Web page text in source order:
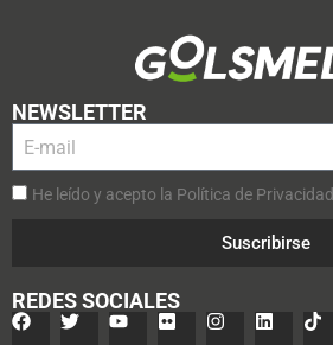
NEWSLETTER
He leído y acepto la Política de Privacidad.
Suscribirse
REDES SOCIALES